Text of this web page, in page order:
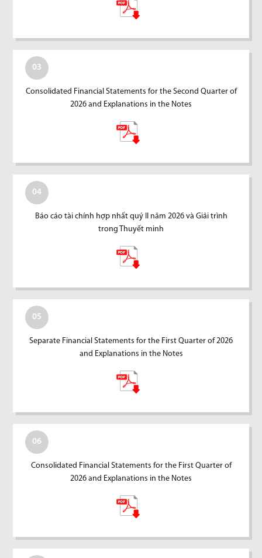
03
Consolidated Financial Statements for the Second Quarter of
2026 and Explanations in the Notes
04
Báo cáo tài chính hợp nhất quý II năm 2026 và Giải trình
trong Thuyết minh
05
Separate Financial Statements for the First Quarter of 2026
and Explanations in the Notes
06
Consolidated Financial Statements for the First Quarter of
2026 and Explanations in the Notes